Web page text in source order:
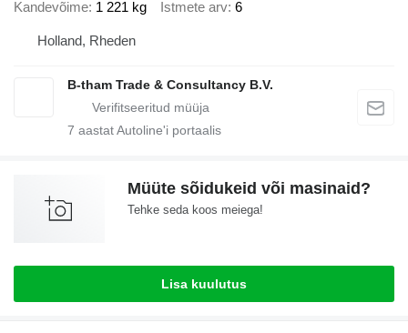
Kandevõime 1 221 kg Istmete arv 6
Holland, Rheden
B-tham Trade & Consultancy B.V.
7 aastat Autoline'i portaalis
Müüte sõidukeid või masinaid?
Tehke seda koos meiega!
Lisa kuulutus